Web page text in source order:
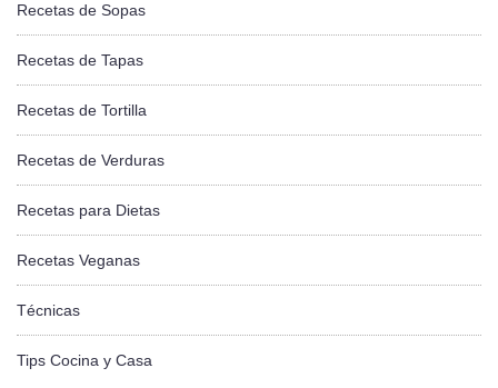
Recetas de Sopas
Recetas de Tapas
Recetas de Tortilla
Recetas de Verduras
Recetas para Dietas
Recetas Veganas
Técnicas
Tips Cocina y Casa